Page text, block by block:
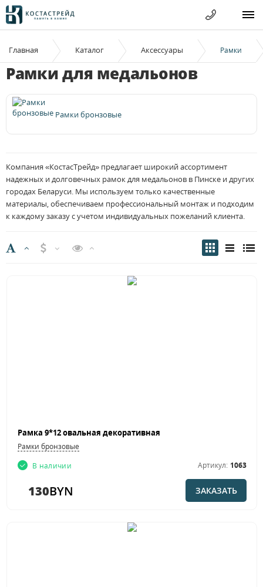
Главная Каталог Аксессуары Рамки
Рамки для медальонов
Рамки бронзовые
Компания «КостасТрейд» предлагает широкий ассортимент
надежных и долговечных рамок для медальонов в Пинске и других
городах Беларуси. Мы используем только качественные
материалы, обеспечиваем профессиональный монтаж и подходим
к каждому заказу с учетом индивидуальных пожеланий клиента.
Рамка 9*12 овальная декоративная
Рамки бронзовые
В наличии
Артикул: 1063
130BYN ЗАКАЗАТЬ